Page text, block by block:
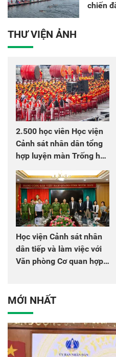
chiến
THƯ VIỆN ẢNH
2.500 học viên Học viện
Cảnh sát nhân dân tổng
hợp luyện màn Trống hội
chào mừng Đại hội Đảng
Học viện Cảnh sát nhân
dân tiếp và làm việc với
Văn phòng Cơ quan hợp
MỚI NHẤT